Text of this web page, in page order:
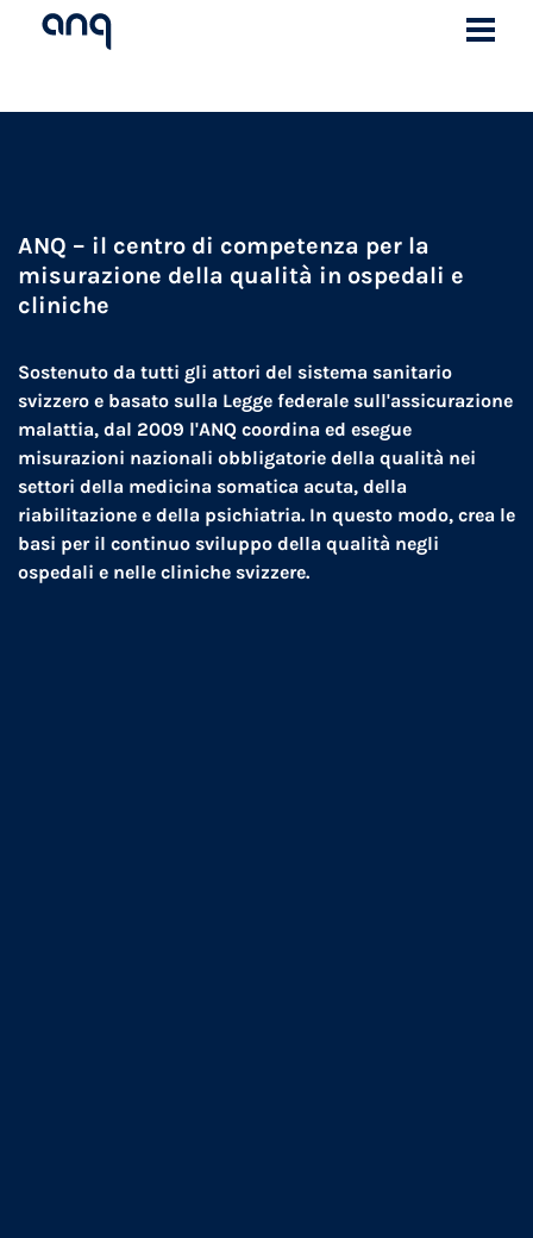
ANQ – il centro di competenza per la
misurazione della qualità in ospedali e
cliniche
Sostenuto da tutti gli attori del sistema sanitario
svizzero e basato sulla Legge federale sull'assicurazione
malattia, dal 2009 l'ANQ coordina ed esegue
misurazioni nazionali obbligatorie della qualità nei
settori della medicina somatica acuta, della
riabilitazione e della psichiatria. In questo modo, crea le
basi per il continuo sviluppo della qualità negli
ospedali e nelle cliniche svizzere.